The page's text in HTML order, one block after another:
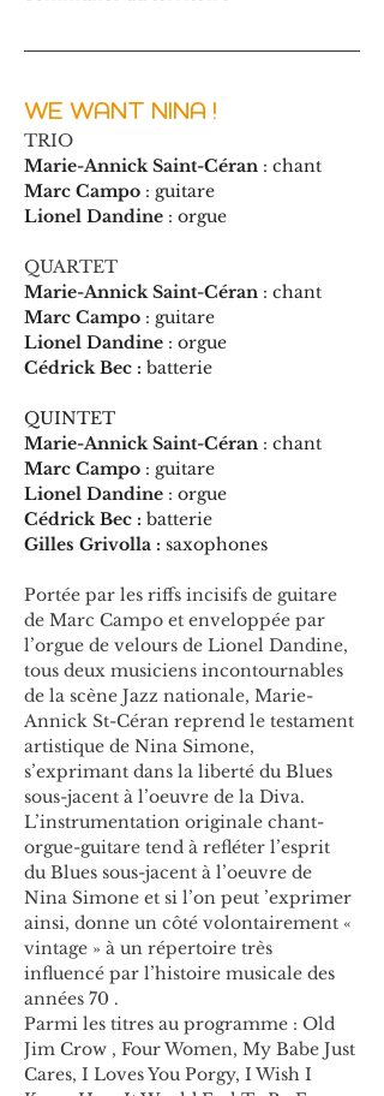
WE WANT NINA !
TRIO
Marie-Annick Saint-Céran : chant
Marc Campo : guitare
Lionel Dandine : orgue
QUARTET
Marie-Annick Saint-Céran : chant
Marc Campo : guitare
Lionel Dandine : orgue
Cédrick Bec : batterie
QUINTET
Marie-Annick Saint-Céran : chant
Marc Campo : guitare
Lionel Dandine : orgue
Cédrick Bec : batterie
Gilles Grivolla : saxophones
Portée par les riffs incisifs de guitare
de Marc Campo et enveloppée par
l’orgue de velours de Lionel Dandine,
tous deux musiciens incontournables
de la scène Jazz nationale, Marie-
Annick St-Céran reprend le testament
artistique de Nina Simone,
s’exprimant dans la liberté du Blues
sous-jacent à l’oeuvre de la Diva.
L’instrumentation originale chant-
orgue-guitare tend à refléter l’esprit
du Blues sous-jacent à l’oeuvre de
Nina Simone et si l’on peut ’exprimer
ainsi, donne un côté volontairement «
vintage » à un répertoire très
influencé par l’histoire musicale des
années 70 .
Parmi les titres au programme : Old
Jim Crow , Four Women, My Babe Just
Cares, I Loves You Porgy, I Wish I